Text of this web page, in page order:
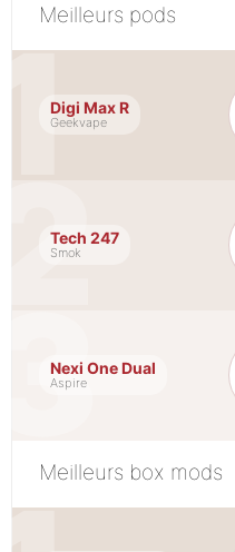
Meilleurs pods
Digi Max R
Geekvape
Tech 247
Smok
Nexi One Dual
Aspire
Meilleurs box mods